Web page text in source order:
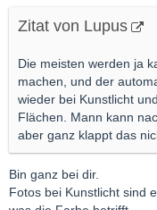
Zitat von Lupus
Die meisten werden ja
machen, und der
wieder bei Kunstlicht
Flächen. Mann kann
aber ganz klappt das
Bin ganz bei dir.
Fotos bei Kunstlicht sind